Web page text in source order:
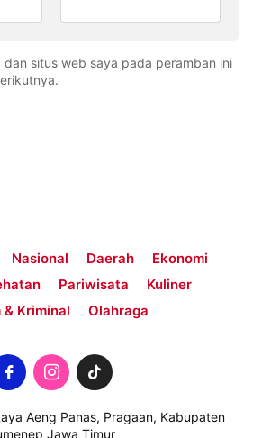
dan situs web saya pada peramban ini
Nasional Daerah
Ekonomi
Pariwisata
Kuliner
& Kriminal
Olahraga
Aeng Panas, Pragaan, Kabupaten
Jawa Timur